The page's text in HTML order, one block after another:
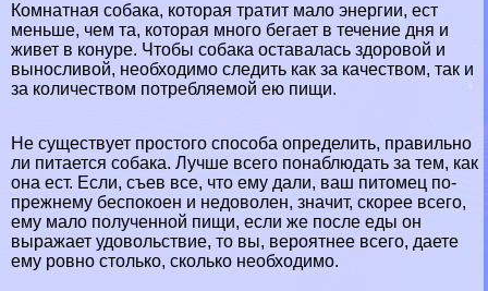
Комнатная собака, которая тратит мало энергии, ест
меньше, чем та, которая много бегает в течение дня и
живет в конуре. Чтобы собака оставалась здоровой и
выносливой, необходимо следить как за качеством, так и
за количеством потрeбляемой ею пищи.
Не существует простого способа определить, правильно
ли питается собака. Лучше всего понаблюдать за тем, как
она ест. Если, съев все, что ему дали, ваш питомец по-
прежнему беспокоен и недоволен, значит, скорее всего,
ему мало полученной пищи, если же после еды он
выражает удовольствие, то вы, вероятнее всего, даете
ему ровно столько, сколько необходимо.